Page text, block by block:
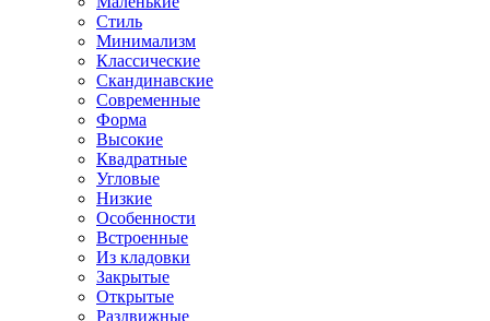
Стиль
Минимализм
Классические
Скандинавские
Современные
Форма
Высокие
Квадратные
Угловые
Низкие
Особенности
Встроенные
Из кладовки
Закрытые
Открытые
Раздвижные